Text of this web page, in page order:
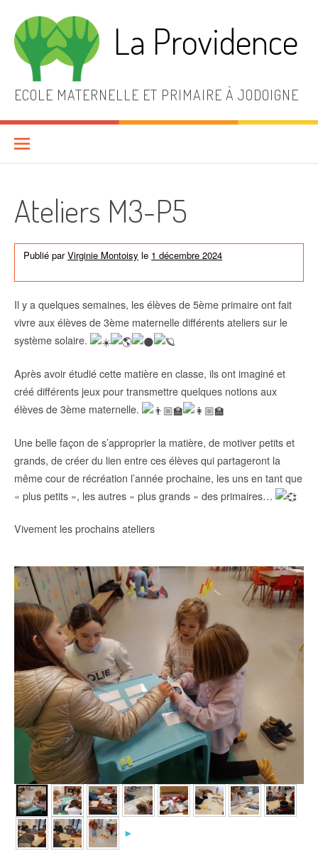
contenu
La Providence
ECOLE MATERNELLE ET PRIMAIRE À JODOIGNE
Ateliers M3-P5
Publié parVirginie Montoisy le 1 décembre 2024
Il y a quelques semaines, les élèves de 5ème primaire ont fait
vivre aux élèves de 3ème maternelle différents ateliers sur le
système solaire.
Après avoir étudié cette matière en classe, ils ont imaginé et
créé différents jeux pour transmettre quelques notions aux
élèves de 3ème maternelle.
Une belle façon de s’approprier la matière, de motiver petits et
grands, de créer du lien entre ces élèves qui partageront la
même cour de récréation l’année prochaine, les uns en tant que
« plus petits », les autres « plus grands » des primaires…
Vivement les prochains ateliers
►